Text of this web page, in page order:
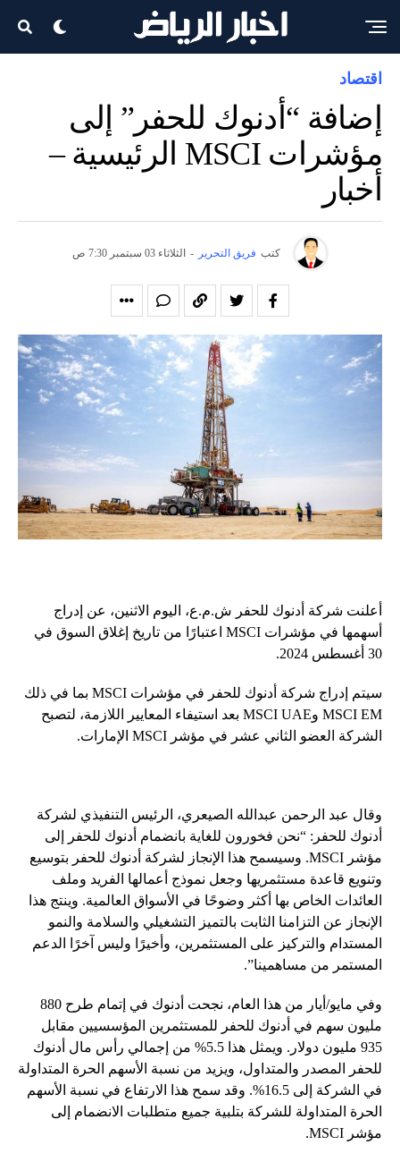
اقتصاد
إضافة “أدنوك للحفر” إلى
مؤشرات MSCI الرئيسية –
أخبار
كتب فريق التحرير - الثلاثاء 03 سبتمبر 7:30 ص
أعلنت شركة أدنوك للحفر ش.م.ع، اليوم الاثنين، عن إدراج
أسهمها في مؤشرات MSCI اعتبارًا من تاريخ إغلاق السوق في
30 أغسطس 2024.
سيتم إدراج شركة أدنوك للحفر في مؤشرات MSCI بما في ذلك
MSCI EM وMSCI UAE بعد استيفاء المعايير اللازمة، لتصبح
الشركة العضو الثاني عشر في مؤشر MSCI الإمارات.
وقال عبد الرحمن عبدالله الصيعري، الرئيس التنفيذي لشركة
أدنوك للحفر: “نحن فخورون للغاية بانضمام أدنوك للحفر إلى
مؤشر MSCI. وسيسمح هذا الإنجاز لشركة أدنوك للحفر بتوسيع
وتنويع قاعدة مستثمريها وجعل نموذج أعمالها الفريد وملف
العائدات الخاص بها أكثر وضوحًا في الأسواق العالمية. وينتج هذا
الإنجاز عن التزامنا الثابت بالتميز التشغيلي والسلامة والنمو
المستدام والتركيز على المستثمرين، وأخيرًا وليس آخرًا الدعم
المستمر من مساهمينا”.
وفي مايو/أيار من هذا العام، نجحت أدنوك في إتمام طرح 880
مليون سهم في أدنوك للحفر للمستثمرين المؤسسيين مقابل
935 مليون دولار. ويمثل هذا 5.5% من إجمالي رأس مال أدنوك
للحفر المصدر والمتداول، ويزيد من نسبة الأسهم الحرة المتداولة
في الشركة إلى 16.5%. وقد سمح هذا الارتفاع في نسبة الأسهم
الحرة المتداولة للشركة بتلبية جميع متطلبات الانضمام إلى
مؤشر MSCI.